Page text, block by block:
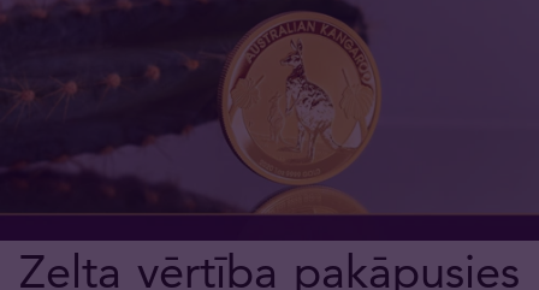
Zelta vērtība pakāpusies